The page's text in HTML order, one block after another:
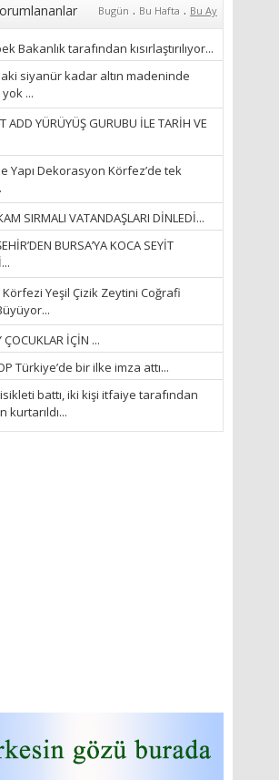
“Ne çok şey oldu
unutulmaması gereken”
28/01/2024
“AKIL GÖZÜ”
Ayşegül Akay
“KURTULDUM”
28/01/2024
Bugün . Bu Hafta . Bu Ay
Bakanlık tarafından kısırlaştırılıyor...
siyanür kadar altın madeninde
...
ADD YÜRÜYÜŞ GURUBU İLE TARİH VE
Yapı Dekorasyon Körfez’de tek
SIRMALI VATANDAŞLARI DİNLEDİ...
BURSA’YA KOCA SEYİT
Yeşil Çizik Zeytini Coğrafi
ÇOCUKLAR İÇİN ...
Türkiye’de bir ilke imza attı...
battı, iki kişi itfaiye tarafından
kurtarıldı...